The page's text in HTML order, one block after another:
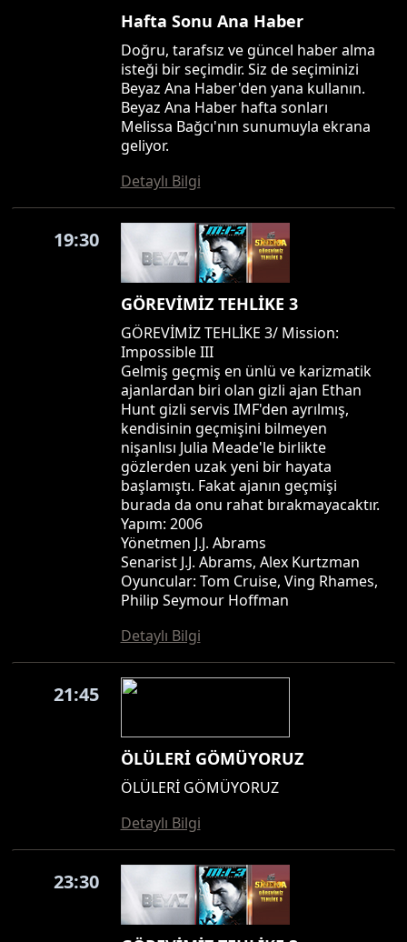
Hafta Sonu Ana Haber
Doğru, tarafsız ve güncel haber alma
isteği bir seçimdir. Siz de seçiminizi
Beyaz Ana Haber'den yana kullanın.
Beyaz Ana Haber hafta sonları
Melissa Bağcı'nın sunumuyla ekrana
geliyor.
Detaylı Bilgi
19:30
GÖREVİMİZ TEHLİKE 3
GÖREVİMİZ TEHLİKE 3/ Mission:
Impossible III
Gelmiş geçmiş en ünlü ve karizmatik
ajanlardan biri olan gizli ajan Ethan
Hunt gizli servis IMF'den ayrılmış,
kendisinin geçmişini bilmeyen
nişanlısı Julia Meade'le birlikte
gözlerden uzak yeni bir hayata
başlamıştı. Fakat ajanın geçmişi
burada da onu rahat bırakmayacaktır.
Yapım: 2006
Yönetmen J.J. Abrams
Senarist J.J. Abrams, Alex Kurtzman
Oyuncular: Tom Cruise, Ving Rhames,
Philip Seymour Hoffman
Detaylı Bilgi
21:45
ÖLÜLERİ GÖMÜYORUZ
ÖLÜLERİ GÖMÜYORUZ
Detaylı Bilgi
23:30